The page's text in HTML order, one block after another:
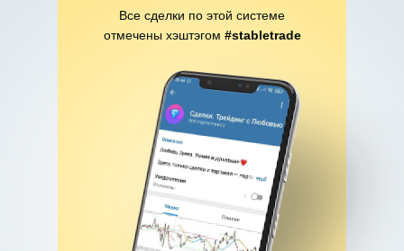
Все сделки по этой системе
отмечены хэштэгом #stabletrade